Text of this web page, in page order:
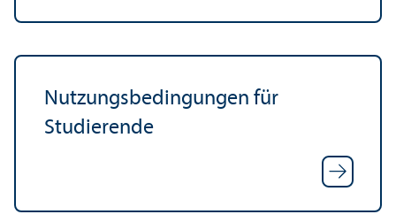
Nutzungs­bedingungen für
Studierende